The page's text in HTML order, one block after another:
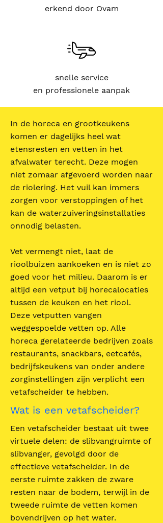
erkend door Ovam
snelle service
en professionele aanpak
In de horeca en grootkeukens
komen er dagelijks heel wat
etensresten en vetten in het
afvalwater terecht. Deze mogen
niet zomaar afgevoerd worden naar
de riolering. Het vuil kan immers
zorgen voor verstoppingen of het
kan de waterzuiveringsinstallaties
onnodig belasten.
Vet vermengt niet, laat de
rioolbuizen aankoeken en is niet zo
goed voor het milieu. Daarom is er
altijd een vetput bij horecalocaties
tussen de keuken en het riool.
Deze vetputten vangen
weggespoelde vetten op. Alle
horeca gerelateerde bedrijven zoals
restaurants, snackbars, eetcafés,
bedrijfskeukens van onder andere
zorginstellingen zijn verplicht een
vetafscheider te hebben.
Wat is een vetafscheider?
Een vetafscheider bestaat uit twee
virtuele delen: de slibvangruimte of
slibvanger, gevolgd door de
effectieve vetafscheider. In de
eerste ruimte zakken de zware
resten naar de bodem, terwijl in de
tweede ruimte de vetten komen
bovendrijven op het water.